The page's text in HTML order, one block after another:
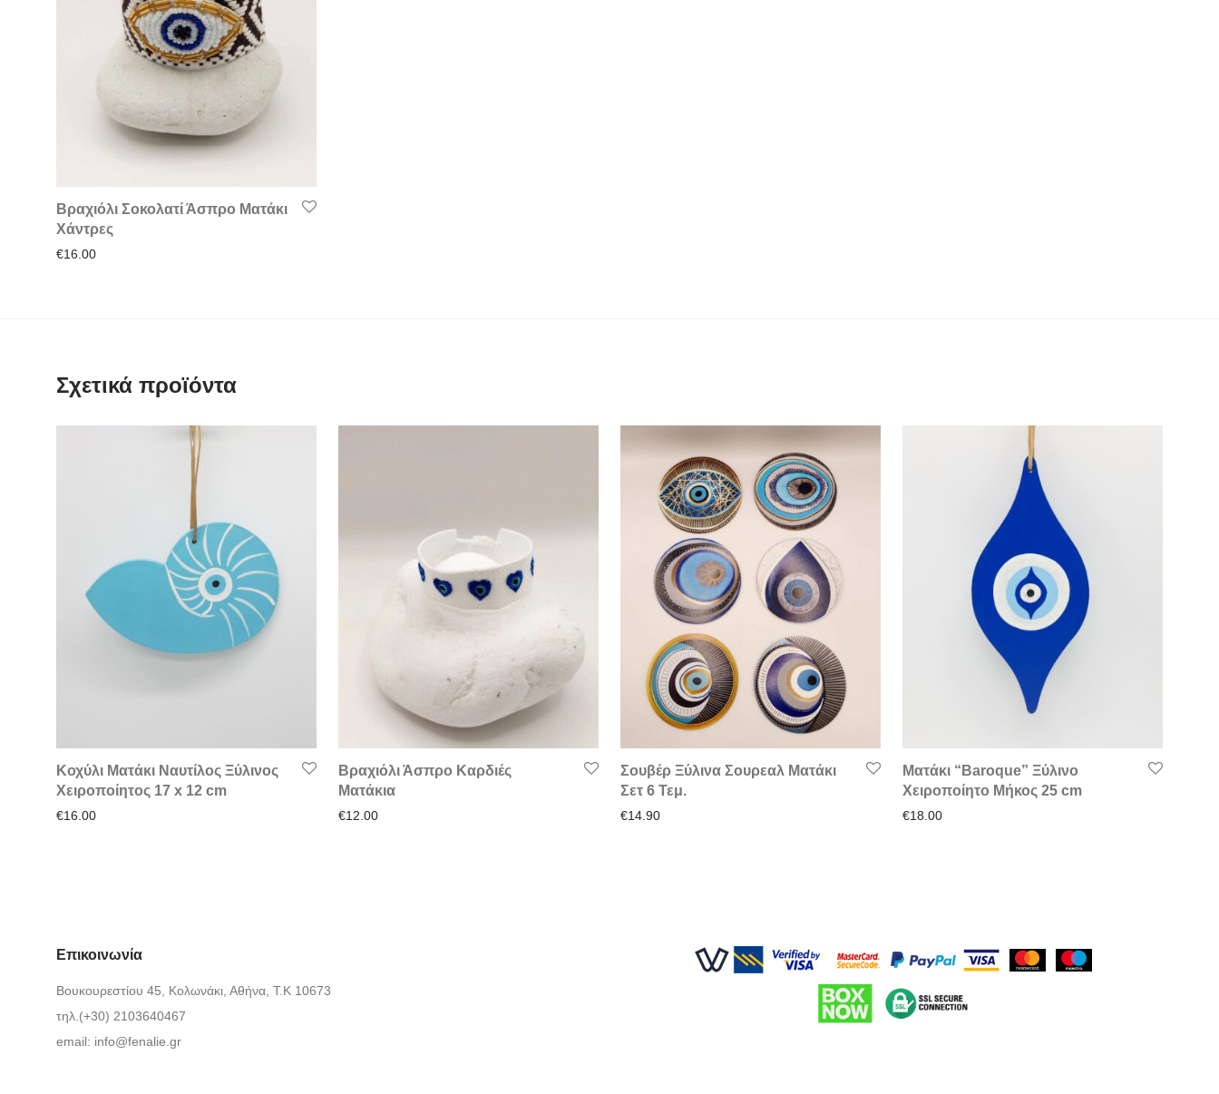
Βραχιόλι Σοκολατί Άσπρο Ματάκι
Χάντρες
€16.00
Σχετικά προϊόντα
Κοχύλι Ματάκι Ναυτίλος Ξύλινος
Χειροποίητος 17 x 12 cm
€16.00
Βραχιόλι Άσπρο Καρδιές
Ματάκια
€12.00
Σουβέρ Ξύλινα Σουρεαλ Ματάκι
Σετ 6 Τεμ.
€14.90
Ματάκι “Baroque” Ξύλινο
Χειροποίητο Μήκος 25 cm
€18.00
Επικοινωνία
Βουκουρεστίου 45, Κολωνάκι, Αθήνα, Τ.Κ 10673
τηλ.(+30) 2103640467
email: info@fenalie.gr